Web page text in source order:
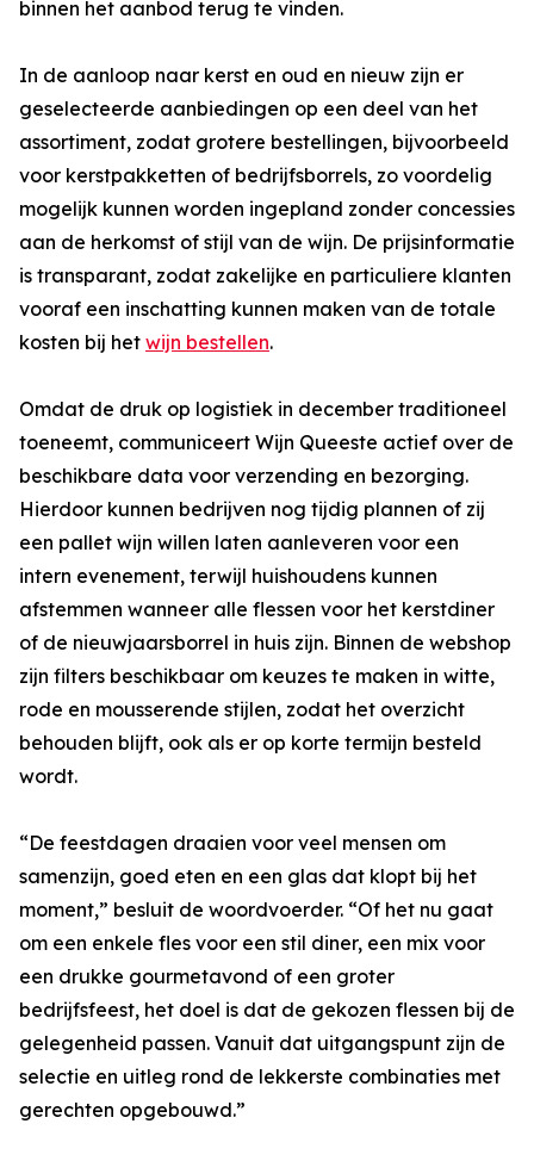
binnen het aanbod terug te vinden.
In de aanloop naar kerst en oud en nieuw zijn er
geselecteerde aanbiedingen op een deel van het
assortiment, zodat grotere bestellingen, bijvoorbeeld
voor kerstpakketten of bedrijfsborrels, zo voordelig
mogelijk kunnen worden ingepland zonder concessies
aan de herkomst of stijl van de wijn. De prijsinformatie
is transparant, zodat zakelijke en particuliere klanten
vooraf een inschatting kunnen maken van de totale
kosten bij het wijn bestellen.
Omdat de druk op logistiek in december traditioneel
toeneemt, communiceert Wijn Queeste actief over de
beschikbare data voor verzending en bezorging.
Hierdoor kunnen bedrijven nog tijdig plannen of zij
een pallet wijn willen laten aanleveren voor een
intern evenement, terwijl huishoudens kunnen
afstemmen wanneer alle flessen voor het kerstdiner
of de nieuwjaarsborrel in huis zijn. Binnen de webshop
zijn filters beschikbaar om keuzes te maken in witte,
rode en mousserende stijlen, zodat het overzicht
behouden blijft, ook als er op korte termijn besteld
wordt.
“De feestdagen draaien voor veel mensen om
samenzijn, goed eten en een glas dat klopt bij het
moment,” besluit de woordvoerder. “Of het nu gaat
om een enkele fles voor een stil diner, een mix voor
een drukke gourmetavond of een groter
bedrijfsfeest, het doel is dat de gekozen flessen bij de
gelegenheid passen. Vanuit dat uitgangspunt zijn de
selectie en uitleg rond de lekkerste combinaties met
gerechten opgebouwd.”